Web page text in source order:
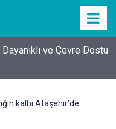
ve Çevre Dostu
kalbi Ataşehir’de